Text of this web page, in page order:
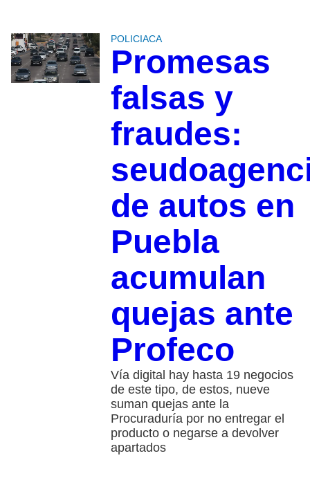
POLICIACA
Promesas
falsas y
fraudes:
de autos en
Puebla
acumulan
quejas ante
Profeco
Vía digital hay hasta 19 negocios
de este tipo, de estos, nueve
suman quejas ante la
Procuraduría por no entregar el
producto o negarse a devolver
apartados